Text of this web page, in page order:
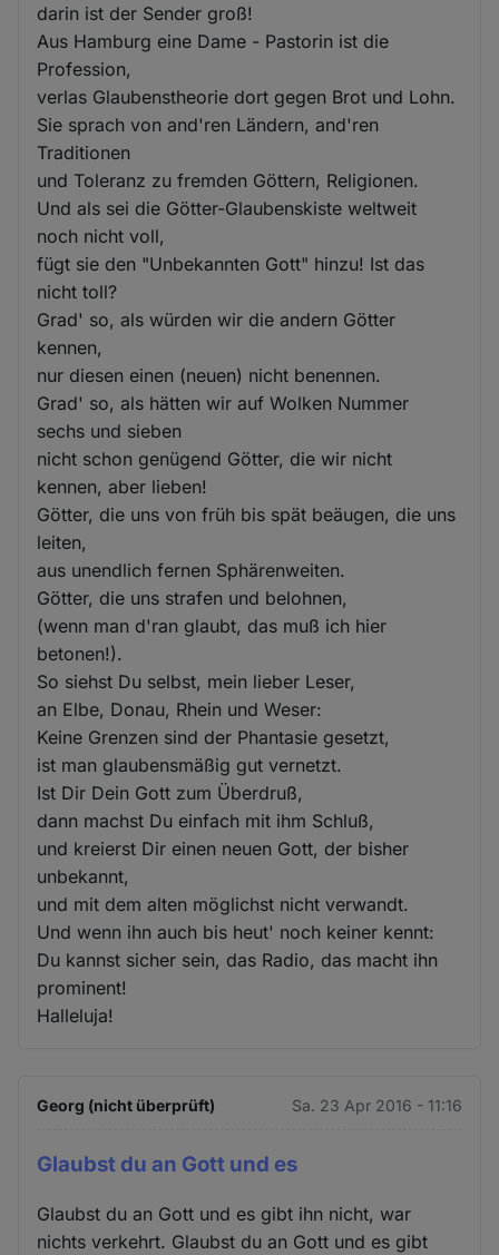
darin ist der Sender groß!
Aus Hamburg eine Dame - Pastorin ist die
Profession,
verlas Glaubenstheorie dort gegen Brot und Lohn.
Sie sprach von and'ren Ländern, and'ren
Traditionen
und Toleranz zu fremden Göttern, Religionen.
Und als sei die Götter-Glaubenskiste weltweit
noch nicht voll,
fügt sie den "Unbekannten Gott" hinzu! Ist das
nicht toll?
Grad' so, als würden wir die andern Götter
kennen,
nur diesen einen (neuen) nicht benennen.
Grad' so, als hätten wir auf Wolken Nummer
sechs und sieben
nicht schon genügend Götter, die wir nicht
kennen, aber lieben!
Götter, die uns von früh bis spät beäugen, die uns
leiten,
aus unendlich fernen Sphärenweiten.
Götter, die uns strafen und belohnen,
(wenn man d'ran glaubt, das muß ich hier
betonen!).
So siehst Du selbst, mein lieber Leser,
an Elbe, Donau, Rhein und Weser:
Keine Grenzen sind der Phantasie gesetzt,
ist man glaubensmäßig gut vernetzt.
Ist Dir Dein Gott zum Überdruß,
dann machst Du einfach mit ihm Schluß,
und kreierst Dir einen neuen Gott, der bisher
unbekannt,
und mit dem alten möglichst nicht verwandt.
Und wenn ihn auch bis heut' noch keiner kennt:
Du kannst sicher sein, das Radio, das macht ihn
prominent!
Halleluja!
Georg (nicht überprüft) Sa. 23 Apr 2016 - 11:16
Glaubst du an Gott und es
Glaubst du an Gott und es gibt ihn nicht, war
nichts verkehrt. Glaubst du an Gott und es gibt